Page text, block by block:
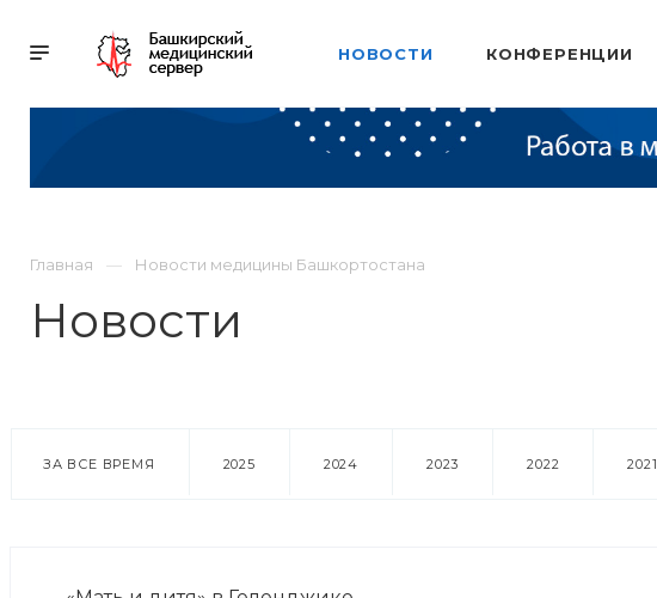
НОВОСТИ КОНФЕРЕНЦИИ
Главная Новости медицины Башкортостана
Новости
ЗА ВСЕ ВРЕМЯ 2025 2024 2023 2022 2021